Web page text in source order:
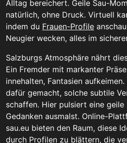
Alltag bereichert. Geile Sau-
natürlich, ohne Druck. Virtuell
indem du Frauen-Profile
Neugier wecken, alles im
Salzburgs Atmosphäre nährt
Ein Fremder mit markanter
innehalten, Fantasien
dafür gemacht, solche subtile
schaffen. Hier pulsiert eine geile
Gedanken ausmalst. Online-
sau.eu bieten den Raum, diese
durch Profilen zu blättern, die